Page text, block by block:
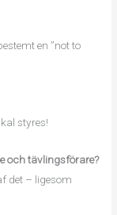
en ”not to
styres!
och tävlingsförare?
det – ligesom